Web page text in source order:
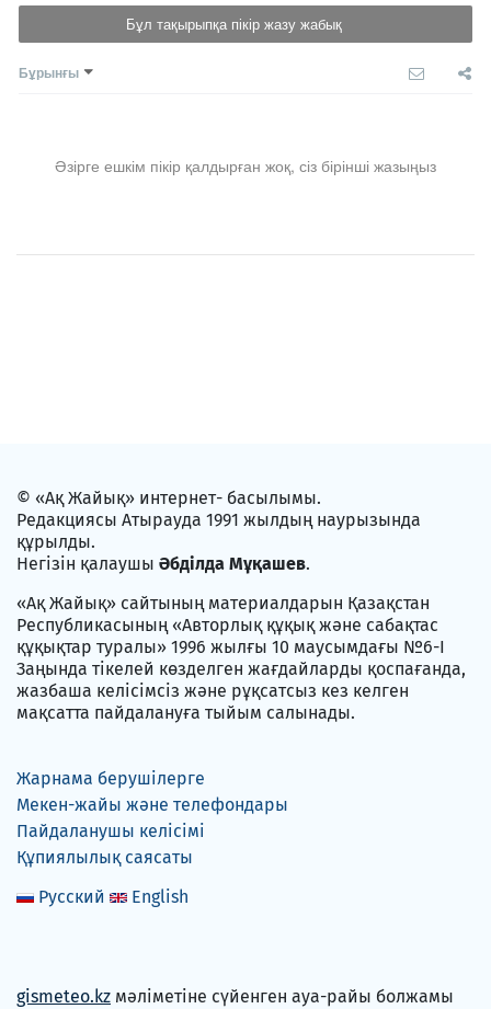
Бұл тақырыпқа пікір жазу жабық
Бұрынғы
Әзірге ешкім пікір қалдырған жоқ, сіз бірінші жазыңыз
© «Ақ Жайық» интернет- басылымы.
Редакциясы Атырауда 1991 жылдың наурызында
құрылды.
Негізін қалаушы Әбділда Мұқашев.
«Ақ Жайық» сайтының материалдарын Қазақстан
Республикасының «Авторлық құқық және сабақтас
құқықтар туралы» 1996 жылғы 10 маусымдағы №6-I
Заңында тікелей көзделген жағдайларды қоспағанда,
жазбаша келісімсіз және рұқсатсыз кез келген
мақсатта пайдалануға тыйым салынады.
Жарнама берушілерге
Мекен-жайы және телефондары
Пайдаланушы келісімі
Құпиялылық саясаты
Русский
English
gismeteo.kz мәліметіне сүйенген ауа-райы болжамы